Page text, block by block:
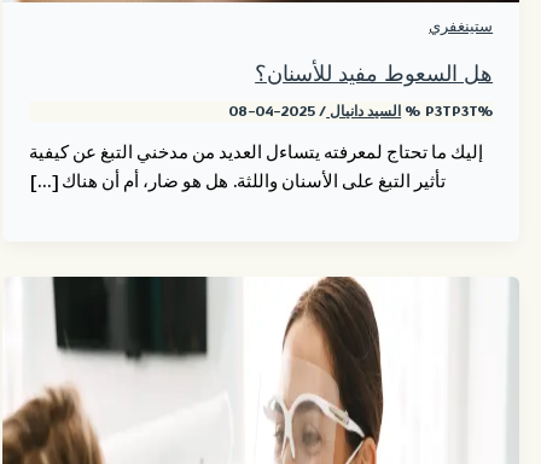
ستينغفري
هل السعوط مفيد للأسنان؟
%P3TP3T % السيد دانيال/
2025-04-08
إليك ما تحتاج لمعرفته يتساءل العديد من مدخني التبغ عن كيفية
تأثير التبغ على الأسنان واللثة. هل هو ضار، أم أن هناك [...]